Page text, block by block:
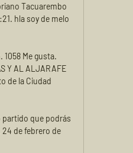
Tacuarembo
hla soy de melo
Me gusta.
Y AL ALJARAFE
de la Ciudad
partido que podrás
de febrero de